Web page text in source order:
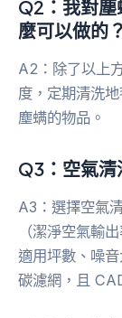
Q2：我對塵
麼可以做的？
A2：除了以上
度，定期清洗
塵螨的物品。
Q3：空氣清
A3：選擇空氣
（潔淨空氣輸
適用坪數、噪
碳濾網，且